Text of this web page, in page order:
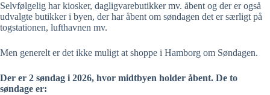
Selvfølgelig har kiosker, dagligvarebutikker mv. åbent og der er også
udvalgte butikker i byen, der har åbent om søndagen det er særligt på
togstationen, lufthavnen mv.
Men generelt er det ikke muligt at shoppe i Hamborg om Søndagen.
Der er 2 søndag i 2026, hvor midtbyen holder åbent. De to
søndage er: